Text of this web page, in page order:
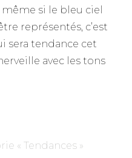
si le bleu ciel
représentés, c’est
sera tendance cet
avec les tons
« Tendances »